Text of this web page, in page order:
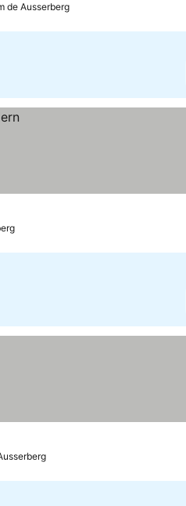
de Ausserberg